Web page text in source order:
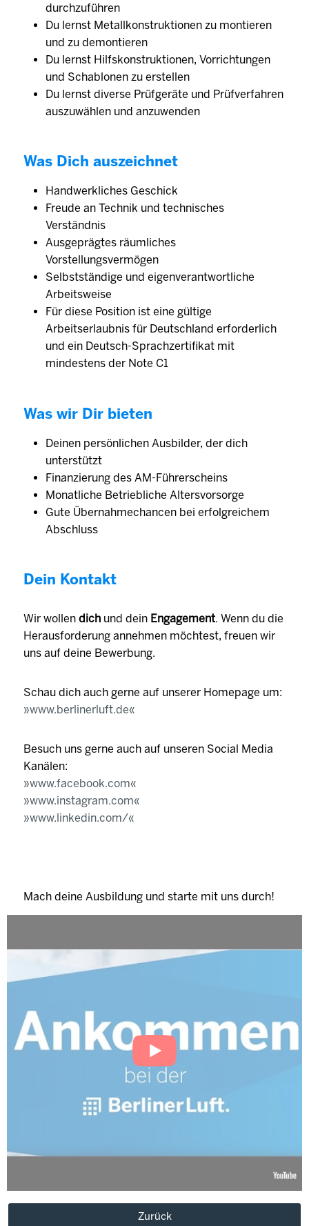
durchzuführen
Du lernst Metallkonstruktionen zu montieren
und zu demontieren
Du lernst Hilfskonstruktionen, Vorrichtungen
und Schablonen zu erstellen
Du lernst diverse Prüfgeräte und Prüfverfahren
auszuwählen und anzuwenden
Was Dich auszeichnet
Handwerkliches Geschick
Freude an Technik und technisches
Verständnis
Ausgeprägtes räumliches
Vorstellungsvermögen
Selbstständige und eigenverantwortliche
Arbeitsweise
Für diese Position ist eine gültige
Arbeitserlaubnis für Deutschland erforderlich
und ein Deutsch-Sprachzertifikat mit
mindestens der Note C1
Was wir Dir bieten
Deinen persönlichen Ausbilder, der dich
unterstützt
Finanzierung des AM-Führerscheins
Monatliche Betriebliche Altersvorsorge
Gute Übernahmechancen bei erfolgreichem
Abschluss
Dein Kontakt
Wir wollen dich und dein Engagement. Wenn du die
Herausforderung annehmen möchtest, freuen wir
uns auf deine Bewerbung.
Schau dich auch gerne auf unserer Homepage um:
www.berlinerluft.de
Besuch uns gerne auch auf unseren Social Media
Kanälen:
www.facebook.com
www.instagram.com
www.linkedin.com/
Mach deine Ausbildung und starte mit uns durch!
Zurück